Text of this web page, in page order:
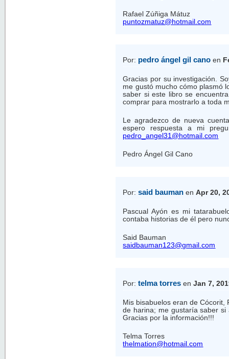
Rafael Zúñiga Mátuz
puntozmatuz@hotmail.com
Por: pedro ángel gil cano en
Gracias por su investigación.
me gustó mucho cómo plasmó
saber si este libro se
comprar para mostrarlo a toda
Le agradezco de nueva
espero respuesta a mi
pedro_angel31@hotmail.com
Pedro Ángel Gil Cano
Por:said bauman enApr 20,
Pascual Ayón es mi
contaba historias de él pero
Said Bauman
saidbauman123@gmail.com
Por:telma torres enJan 7,
Mis bisabuelos eran de Cócorit,
de harina; me gustaría saber
Gracias por la información!!!
Telma Torres
thelmation@hotmail.com